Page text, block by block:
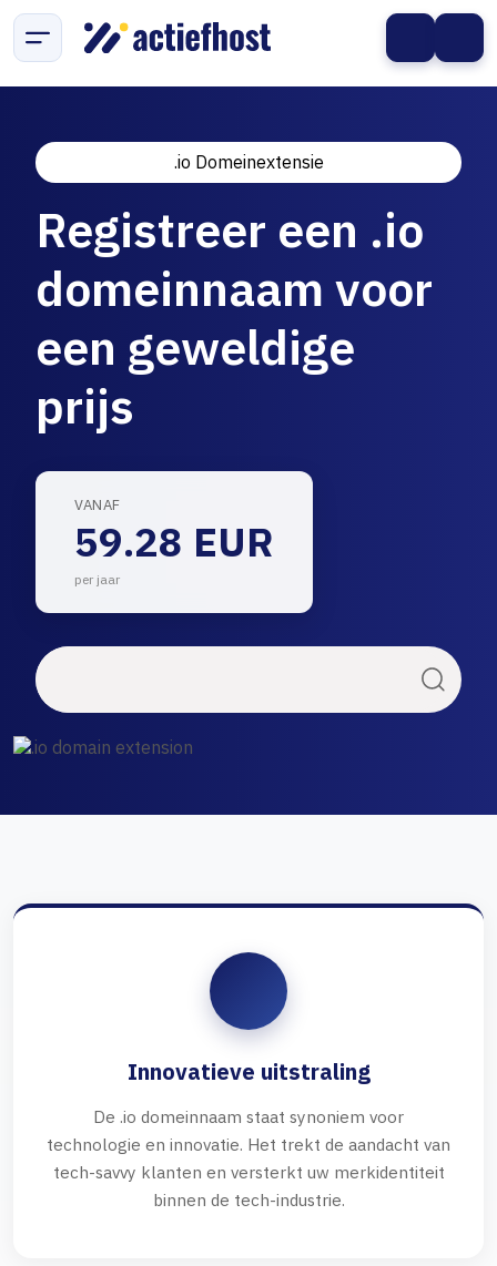
.io Domeinextensie
Registreer een .io
domeinnaam voor
een geweldige
prijs
VANAF
59.28 EUR
per jaar
Innovatieve uitstraling
De .io domeinnaam staat synoniem voor
technologie en innovatie. Het trekt de aandacht van
tech-savvy klanten en versterkt uw merkidentiteit
binnen de tech-industrie.